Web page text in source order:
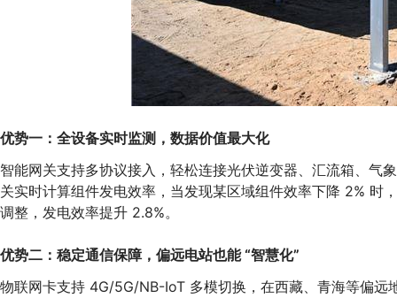
优势一：全设备实时监测，数据价值最大化
智能网关支持多协议接入，轻松连接光伏逆变器、汇流箱、
关实时计算组件发电效率，当发现某区域组件效率下降 2% 时
调整，发电效率提升 2.8%。
优势二：稳定通信保障，偏远电站也能 “智慧化”
物联网卡支持 4G/5G/NB-IoT 多模切换，在西藏、青海等偏